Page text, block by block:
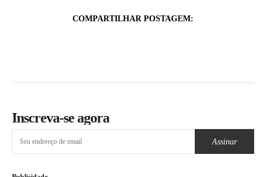
COMPARTILHAR POSTAGEM:
Inscreva-se agora
Assinar